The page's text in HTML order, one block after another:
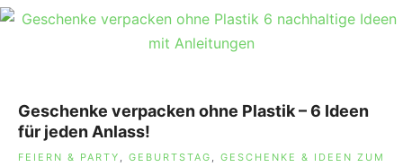
Geschenke verpacken ohne Plastik – 6 Ideen
für jeden Anlass!
SCHLAGWÖRTER
FEIERN & PARTY , GEBURTSTAG , GESCHENKE & IDEEN ZUM